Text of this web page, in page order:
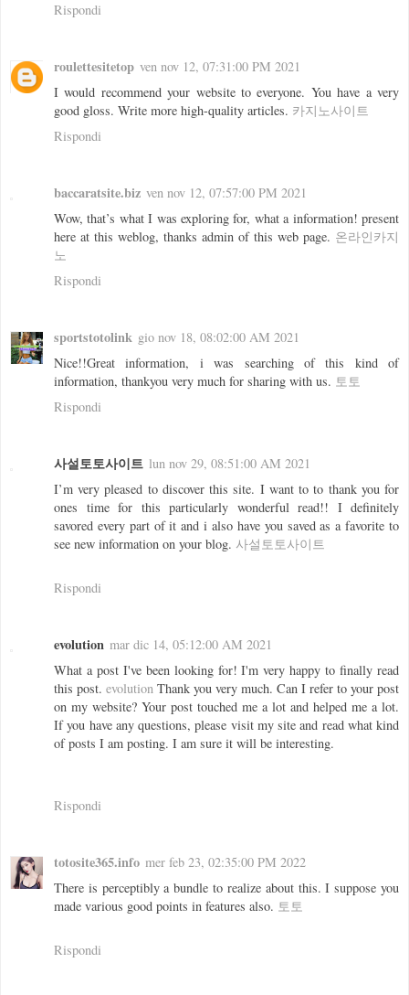
Rispondi
roulettesitetop ven nov 12, 07:31:00 PM 2021
I would recommend your website to everyone. You have a very
good gloss. Write more high-quality articles. 카지노사이트
Rispondi
baccaratsite.biz ven nov 12, 07:57:00 PM 2021
Wow, that’s what I was exploring for, what a information! present
here at this weblog, thanks admin of this web page. 온라인카지
노
Rispondi
sportstotolink gio nov 18, 08:02:00 AM 2021
Nice!!Great information, i was searching of this kind of
information, thankyou very much for sharing with us. 토토
Rispondi
사설토토사이트 lun nov 29, 08:51:00 AM 2021
I’m very pleased to discover this site. I want to to thank you for
ones time for this particularly wonderful read!! I definitely
savored every part of it and i also have you saved as a favorite to
see new information on your blog. 사설토토사이트
Rispondi
evolution mar dic 14, 05:12:00 AM 2021
What a post I've been looking for! I'm very happy to finally read
this post. evolution Thank you very much. Can I refer to your post
on my website? Your post touched me a lot and helped me a lot.
If you have any questions, please visit my site and read what kind
of posts I am posting. I am sure it will be interesting.
Rispondi
totosite365.info mer feb 23, 02:35:00 PM 2022
There is perceptibly a bundle to realize about this. I suppose you
made various good points in features also. 토토
Rispondi